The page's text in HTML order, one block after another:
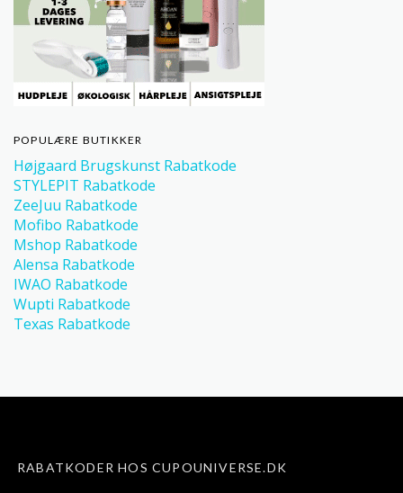
POPULÆRE BUTIKKER
Højgaard Brugskunst Rabatkode
STYLEPIT Rabatkode
ZeeJuu Rabatkode
Mofibo Rabatkode
Mshop Rabatkode
Alensa Rabatkode
IWAO Rabatkode
Wupti Rabatkode
Texas Rabatkode
RABATKODER HOS CUPOUNIVERSE.DK